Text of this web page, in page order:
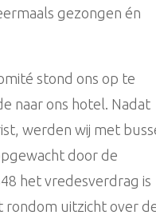
gezongen én
stond ons op te
naar ons hotel. Nadat
werden wij met
door de
het vredesverdrag is
rondom uitzicht over